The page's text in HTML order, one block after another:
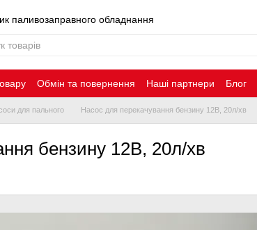
паливозаправного обладнання
Обмін та повернення Наші партнери Блог
для пального Насос для перекачування бензину 12В, 20л/хв
бензину 12В, 20л/хв